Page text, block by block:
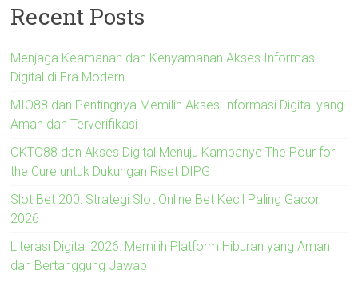
Recent Posts
Menjaga Keamanan dan Kenyamanan Akses Informasi
Digital di Era Modern
MIO88 dan Pentingnya Memilih Akses Informasi Digital yang
Aman dan Terverifikasi
OKTO88 dan Akses Digital Menuju Kampanye The Pour for
the Cure untuk Dukungan Riset DIPG
Slot Bet 200: Strategi Slot Online Bet Kecil Paling Gacor
2026
Literasi Digital 2026: Memilih Platform Hiburan yang Aman
dan Bertanggung Jawab